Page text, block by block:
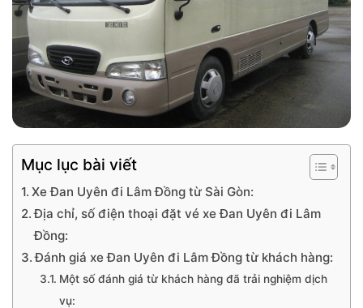
Mục lục bài viết
Xe Đan Uyên đi Lâm Đồng từ Sài Gòn:
Địa chỉ, số điện thoại đặt vé xe Đan Uyên đi Lâm
Đồng:
Đánh giá xe Đan Uyên đi Lâm Đồng từ khách hàng:
Một số đánh giá từ khách hàng đã trải nghiệm dịch
vụ: